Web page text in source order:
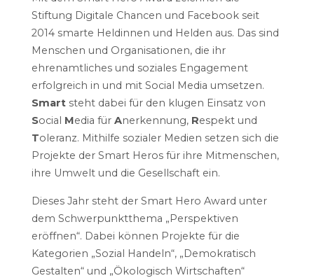
Stiftung Digitale Chancen und Facebookseit
2014 smarte Heldinnen und Helden aus. Das sind
Menschen und Organisationen, die ihr
ehrenamtliches und soziales Engagement
erfolgreich in und mit Social Media umsetzen.
Smartsteht dabei für den klugen Einsatz von
Social Media für Anerkennung, Respekt und
Toleranz. Mithilfe sozialer Medien setzen sich die
Projekte der Smart Heros für ihre Mitmenschen,
ihre Umwelt und die Gesellschaft ein.
Dieses Jahr steht der Smart Hero Award unter
dem Schwerpunktthema „Perspektiven
eröffnen“. Dabei können Projekte für die
Kategorien „Sozial Handeln“, „Demokratisch
Gestalten“ und „Ökologisch Wirtschaften“